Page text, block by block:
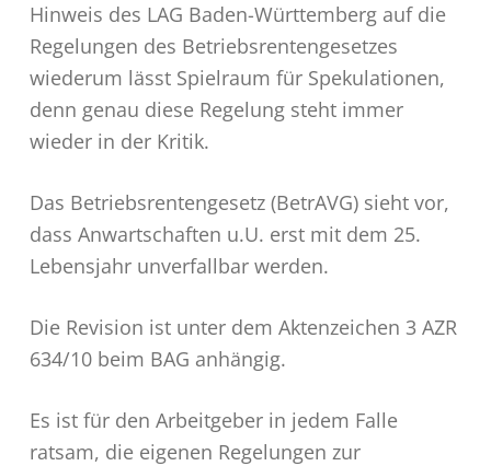
Hinweis des LAG Baden-Württemberg auf die
Regelungen des Betriebsrentengesetzes
wiederum lässt Spielraum für Spekulationen,
denn genau diese Regelung steht immer
wieder in der Kritik.
Das Betriebsrentengesetz (BetrAVG) sieht vor,
dass Anwartschaften u.U. erst mit dem 25.
Lebensjahr unverfallbar werden.
Die Revision ist unter dem Aktenzeichen 3 AZR
634/10 beim BAG anhängig.
Es ist für den Arbeitgeber in jedem Falle
ratsam, die eigenen Regelungen zur